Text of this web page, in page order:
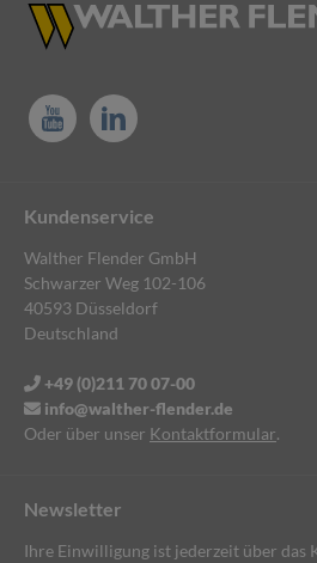
Newsletter
Ihre Einwilligung ist jederzeit über das
Kundenservice
Walther Flender GmbH
Schwarzer Weg 102-106
40593 Düsseldorf
Deutschland
+49 (0)211 70 07-00
info@walther-flender.de
Oder über unser Kontaktformular.